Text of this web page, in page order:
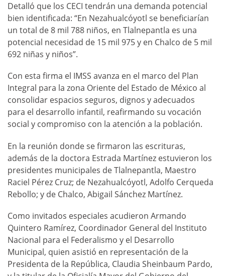
Detalló que los CECI tendrán una demanda potencial
bien identificada: “En Nezahualcóyotl se beneficiarían
un total de 8 mil 788 niños, en Tlalnepantla es una
potencial necesidad de 15 mil 975 y en Chalco de 5 mil
692 niñas y niños”.
Con esta firma el IMSS avanza en el marco del Plan
Integral para la zona Oriente del Estado de México al
consolidar espacios seguros, dignos y adecuados
para el desarrollo infantil, reafirmando su vocación
social y compromiso con la atención a la población.
En la reunión donde se firmaron las escrituras,
además de la doctora Estrada Martínez estuvieron los
presidentes municipales de Tlalnepantla, Maestro
Raciel Pérez Cruz; de Nezahualcóyotl, Adolfo Cerqueda
Rebollo; y de Chalco, Abigail Sánchez Martínez.
Como invitados especiales acudieron Armando
Quintero Ramírez, Coordinador General del Instituto
Nacional para el Federalismo y el Desarrollo
Municipal, quien asistió en representación de la
Presidenta de la República, Claudia Sheinbaum Pardo,